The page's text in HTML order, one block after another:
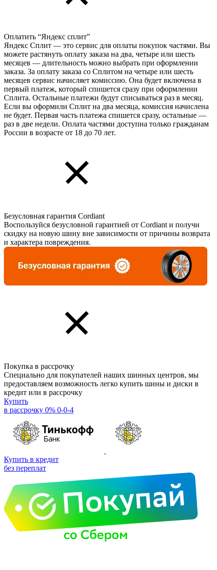
Оплатить “Яндекс сплит”
Яндекс Cплит — это сервис для оплаты покупок частями. Вы
можете растянуть оплату заказа на два, четыре или шесть
месяцев — длительность можно выбрать при оформлении
заказа. За оплату заказа со Сплитом на четыре или шесть
месяцев сервис начисляет комиссию. Она будет включена в
первый платеж, который спишется сразу при оформлении
Сплита. Остальные платежи будут списываться раз в месяц.
Если вы оформили Сплит на два месяца, комиссия начислена
не будет. Первая часть платежа спишется сразу, остальные —
раз в две недели. Оплата частями доступна только гражданам
России в возрасте от 18 до 70 лет.
Безусловная гарантия Cordiant
Воспользуйся безусловной гарантией от Cordiant и получи
скидку на новую шину вне зависимости от причины возврата
и характера повреждения.
Покупка в рассрочку
Специально для покупателей наших шинных центров, мы
предоставляем возможность легко купить шины и диски в
кредит или в рассрочку
Купить
в рассрочку 0% 0-0-4
Купить в кредит
без переплат